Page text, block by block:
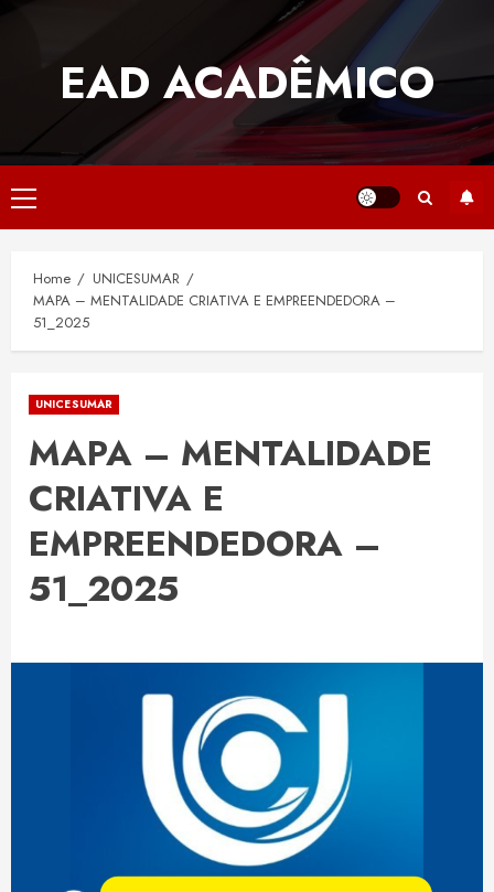
EAD ACADÊMICO
Primary
Menu
Home
UNICESUMAR
MAPA – MENTALIDADE CRIATIVA E EMPREENDEDORA –
51_2025
UNICESUMAR
MAPA – MENTALIDADE
CRIATIVA E
EMPREENDEDORA –
51_2025